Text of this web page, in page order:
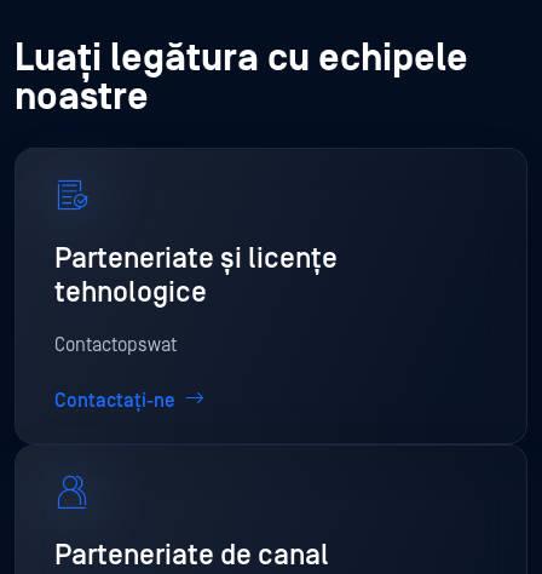
Luați legătura cu echipele
noastre
Parteneriate și licențe
tehnologice
Contactopswat
Contactați-ne
Parteneriate de canal